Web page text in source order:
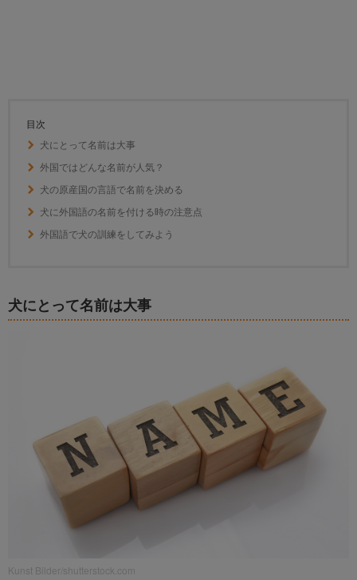
目次
犬にとって名前は大事
外国ではどんな名前が人気？
犬の原産国の言語で名前を決める
犬に外国語の名前を付ける時の注意点
外国語で犬の訓練をしてみよう
犬にとって名前は大事
Kunst Bilder/shutterstock.com